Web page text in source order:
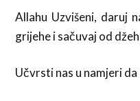
Allahu Uzvišeni, daruj
grijehe i sačuvaj od
Učvrsti nas u namjeri